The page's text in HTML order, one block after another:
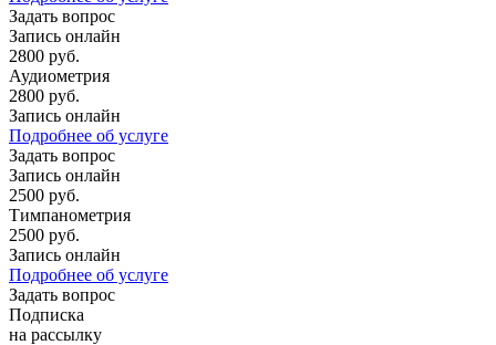
Задать вопрос
Запись онлайн
2800 руб.
Аудиометрия
2800 руб.
Запись онлайн
Подробнее об услуге
Задать вопрос
Запись онлайн
2500 руб.
Тимпанометрия
2500 руб.
Запись онлайн
Подробнее об услуге
Задать вопрос
Подписка
на рассылку